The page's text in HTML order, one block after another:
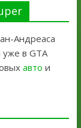
Андреаса
уже в GTA
авто и